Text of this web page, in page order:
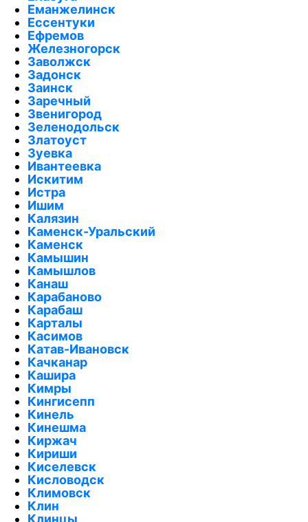
Еманжелинск
Ессентуки
Ефремов
Железногорск
Заволжск
Задонск
Заинск
Заречный
Звенигород
Зеленодольск
Златоуст
Зуевка
Ивантеевка
Искитим
Истра
Ишим
Калязин
Каменск-Уральский
Каменск
Камышин
Камышлов
Канаш
Карабаново
Карабаш
Карталы
Касимов
Катав-Ивановск
Качканар
Кашира
Кимры
Кингисепп
Кинель
Кинешма
Киржач
Кириши
Киселевск
Кисловодск
Климовск
Клин
Клинцы